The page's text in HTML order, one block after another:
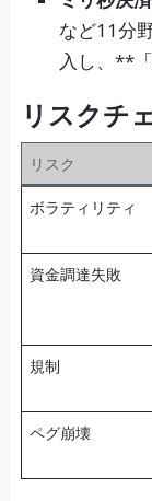
など11分
入し、**
リスクチ
リスク
ボラティリティ
資金調達失敗
規制
ペグ崩壊